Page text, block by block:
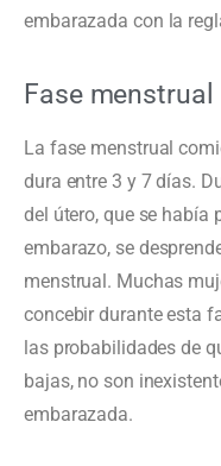
embarazada con la
Fase menstrual
La fase menstrual
dura entre 3 y 7 días.
del útero, que se había
embarazo, se
menstrual. Muchas
concebir durante esta
las probabilidades de
bajas, no son
embarazada.